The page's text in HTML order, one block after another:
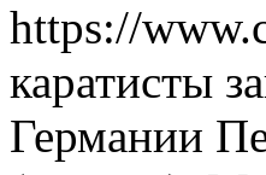
https://
каратисты
Германии